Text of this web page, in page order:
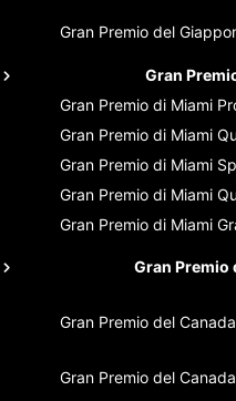
Gran Premio del
Gran
Gran Premio di Miami
Gran Premio di Miami
Gran Premio di Miami
Gran Premio di Miami
Gran Premio di Miami
Gran Premio
Gran Premio del Canada
Gran Premio del Canada